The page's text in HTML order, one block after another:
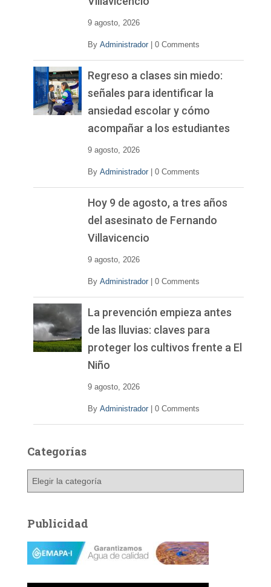
9 agosto, 2026
By Administrador 0 Comments
Regreso a clases sin miedo:
señales para identificar la
ansiedad escolar y cómo
acompañar a los estudiantes
9 agosto, 2026
By Administrador 0 Comments
Hoy 9 de agosto, a tres años
del asesinato de Fernando
Villavicencio
9 agosto, 2026
By Administrador 0 Comments
La prevención empieza antes
de las lluvias: claves para
proteger los cultivos frente a El
Niño
9 agosto, 2026
By Administrador 0 Comments
Categorías
g
o
a
Publicidad